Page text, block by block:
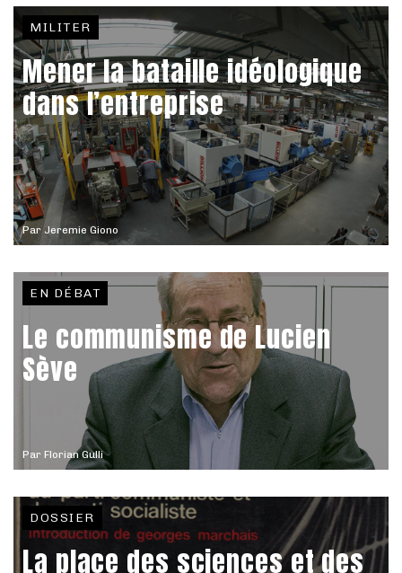
ParJeremie Giono
MILITER
Mener la bataille idéologique
dans l’entreprise
Par Florian Gulli
EN DÉBAT
Le communisme de Lucien
Sève
DOSSIER
La place des sciences et des